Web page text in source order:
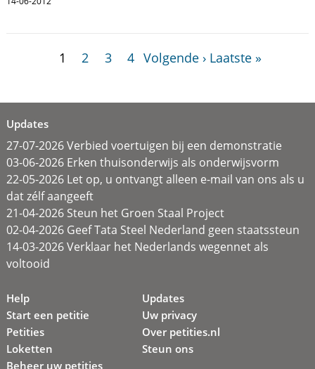
1 2 3 4 Volgende › Laatste »
Updates
27-07-2026 Verbied voertuigen bij een demonstratie
03-06-2026 Erken thuisonderwijs als onderwijsvorm
22-05-2026 Let op, u ontvangt alleen e-mail van ons als u
dat zélf aangeeft
21-04-2026 Steun het Groen Staal Project
02-04-2026 Geef Tata Steel Nederland geen staatssteun
14-03-2026 Verklaar het Nederlands wegennet als
voltooid
Help
Start een petitie
Petities
Loketten
Beheer uw petities
Updates
Uw privacy
Over petities.nl
Steun ons